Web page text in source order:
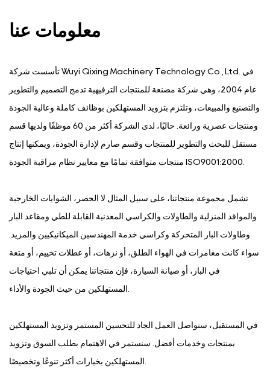
معلومات عنا
تأسست شركة Wuyi Qixing Machinery Technology Co., Ltd. في
عام 2004، وهي شركة مصنعة للمنتجات الترفيهية تدمج التصميم والتطوير
والتصنيع والمبيعات، وتلتزم بتزويد المستهلكين بوظائف كاملة وعالية الجودة
ومنتجات عصرية ورائعة. حاليًا، لدى الشركة أكثر من 60 موظفًا ولديها قسم
مستقل للبحث والتطوير للمنتجات وقسم صارم لإدارة الجودة، ويمكنها إنتاج
منتجات متوافقة تمامًا مع معايير نظام مراقبة الجودة ISO9001:2000.
تشمل مجموعة منتجاتنا، على سبيل المثال لا الحصر، الشوايات الخارجية
والمواقد المنزلية والطاولات والكراسي المعدنية القابلة للطي ومقاعد البار
وطاولات البار المتحركة وكراسي خدمة المهندسين الميكانيكيين والمزيد.
سواء كانت مغامرات في الهواء الطلق، أو نزهات، أو عطلات تخييم، أو متعة
في البار، أو صيانة السيارة، فإن منتجاتنا يمكن أن تلبي احتياجات
في المستقبل، سنواصل العمل الجاد للتحسين المستمر وتزويد المستهلكين
بمنتجات وخدمات أفضل. سنستمر في الاهتمام بطلب السوق وتزويد